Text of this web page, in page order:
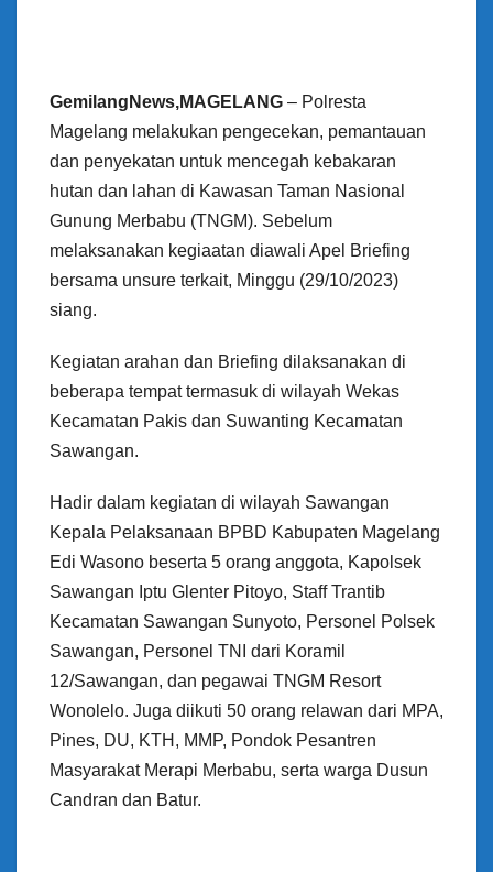
GemilangNews,MAGELANG – Polresta
Magelang melakukan pengecekan, pemantauan
dan penyekatan untuk mencegah kebakaran
hutan dan lahan di Kawasan Taman Nasional
Gunung Merbabu (TNGM). Sebelum
melaksanakan kegiaatan diawali Apel Briefing
bersama unsure terkait, Minggu (29/10/2023)
siang.
Kegiatan arahan dan Briefing dilaksanakan di
beberapa tempat termasuk di wilayah Wekas
Kecamatan Pakis dan Suwanting Kecamatan
Sawangan.
Hadir dalam kegiatan di wilayah Sawangan
Kepala Pelaksanaan BPBD Kabupaten Magelang
Edi Wasono beserta 5 orang anggota, Kapolsek
Sawangan Iptu Glenter Pitoyo, Staff Trantib
Kecamatan Sawangan Sunyoto, Personel Polsek
Sawangan, Personel TNI dari Koramil
12/Sawangan, dan pegawai TNGM Resort
Wonolelo. Juga diikuti 50 orang relawan dari MPA,
Pines, DU, KTH, MMP, Pondok Pesantren
Masyarakat Merapi Merbabu, serta warga Dusun
Candran dan Batur.